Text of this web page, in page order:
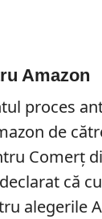
Amazon
proces
de
Comerț
că
alegerile